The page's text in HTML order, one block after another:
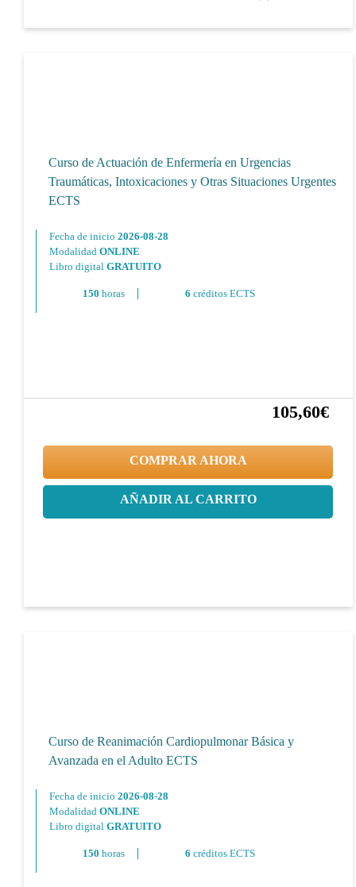
Curso de Actuación de Enfermería en Urgencias
Traumáticas, Intoxicaciones y Otras Situaciones Urgentes
ECTS
Fecha de inicio 2026-08-28
Modalidad ONLINE
Libro digital GRATUITO
150 horas 6 créditos ECTS
105,60€
COMPRAR AHORA
AÑADIR AL CARRITO
Curso de Reanimación Cardiopulmonar Básica y
Avanzada en el Adulto ECTS
Fecha de inicio 2026-08-28
Modalidad ONLINE
Libro digital GRATUITO
150 horas 6 créditos ECTS